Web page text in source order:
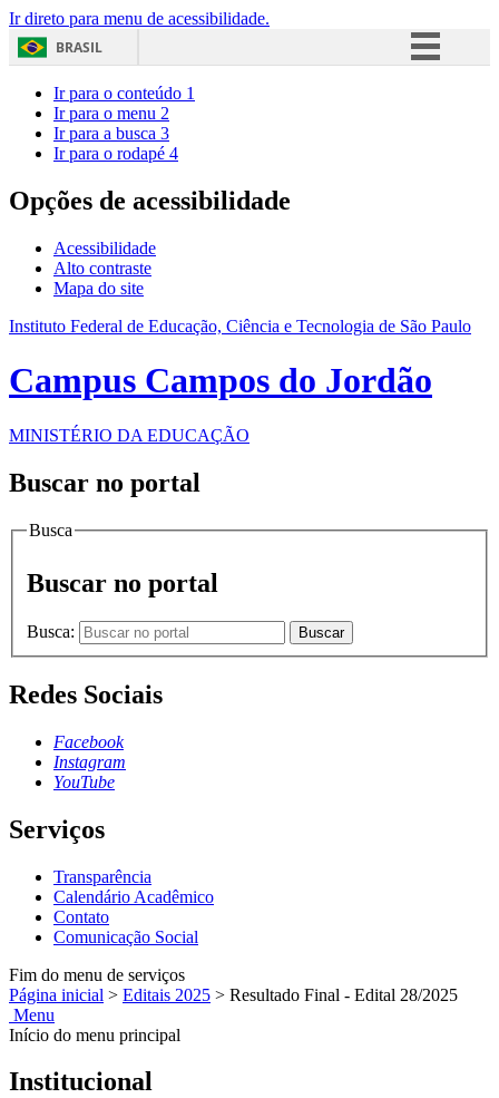
Ir direto para menu de acessibilidade.
BRASIL
Acesso à informação
Ir para o conteúdo 1
Ir para o menu 2
Ir para a busca 3
Ir para o rodapé 4
Opções de acessibilidade
Acessibilidade
Alto contraste
Mapa do site
Instituto Federal de Educação, Ciência e Tecnologia de São Paulo
Campus Campos do Jordão
MINISTÉRIO DA EDUCAÇÃO
Buscar no portal
Busca
Buscar no portal
Busca: Buscar
Redes Sociais
Facebook
Instagram
YouTube
Serviços
Transparência
Calendário Acadêmico
Contato
Comunicação Social
Fim do menu de serviços
Página inicial > Editais 2025 > Resultado Final - Edital 28/2025
Menu
Início do menu principal
Institucional